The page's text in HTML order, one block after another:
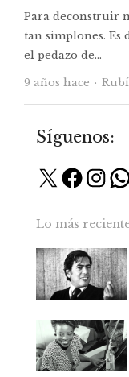
Para deconstruir
tan simplones. Es
el pedazo de…
9 años hace
Síguenos:
X
Lo más